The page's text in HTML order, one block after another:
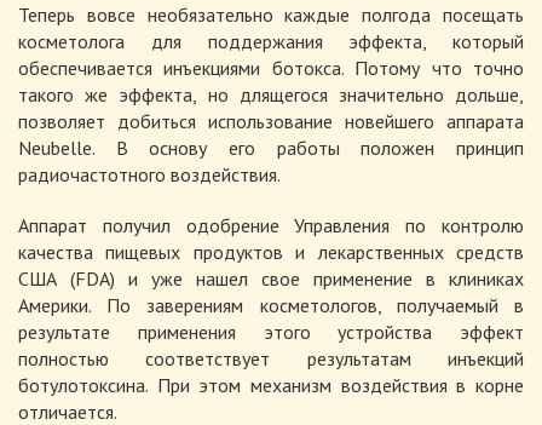
Теперь вовсе необязательно каждые полгода посещать
косметолога для поддержания эффекта, который
обеспечивается инъекциями ботокса. Потому что точно
такого же эффекта, но длящегося значительно дольше,
позволяет добиться использование новейшего аппарата
Neubelle. В основу его работы положен принцип
радиочастотного воздействия.
Аппарат получил одобрение Управления по контролю
качества пищевых продуктов и лекарственных средств
США (FDA) и уже нашел свое применение в клиниках
Америки. По заверениям косметологов, получаемый в
результате применения этого устройства эффект
полностью соответствует результатам инъекций
ботулотоксина. При этом механизм воздействия в корне
отличается.